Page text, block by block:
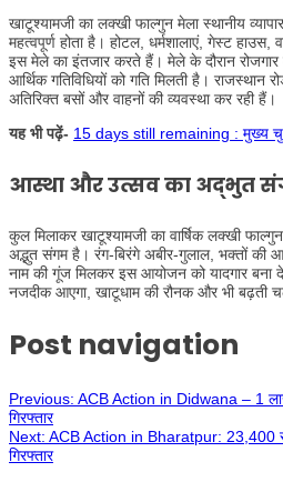
खाटूश्यामजी का लक्खी फाल्गुन मेला स्थानीय
महत्वपूर्ण होता है। होटल, धर्मशालाएं, गेस्ट हाउस,
इस मेले का इंतजार करते हैं। मेले के दौरान
आर्थिक गतिविधियों को गति मिलती है। राजस्थान
अतिरिक्त बसों और वाहनों की व्यवस्था कर रही हैं।
यह भी पढ़ें- 15 days still remaining : मुख्य
आस्था और उत्सव का अद्भुत
कुल मिलाकर खाटूश्यामजी का वार्षिक लक्खी
अद्भुत संगम है। रंग-बिरंगे अबीर-गुलाल, भक्तों की
नाम की गूंज मिलकर इस आयोजन को यादगार
नजदीक आएगा, खाटूधाम की रौनक और भी बढ़ती
Post navigation
Previous: ACB Action in Didwana – 1
गिरफ्तार
Next: ACB Action in Bharatpur: 23,400
गिरफ्तार